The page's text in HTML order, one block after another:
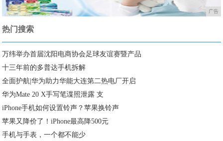
广告
热门搜索
万纬举办首届沈阳电商协会足球友谊赛暨产品
十三年前的多普达手机拆解
全面护航|华为助力华能大连第二热电厂开启
华为Mate 20 X手写笔谍照泄露 支
iPhone手机如何设置铃声？苹果换铃声
苹果又降价了！iPhone最高降500元
手机与手表，一个都不能少